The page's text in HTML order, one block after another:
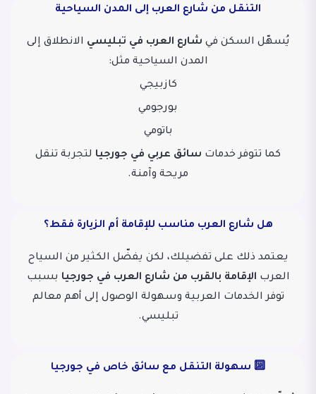
التنقل من شارع العرب إلى المدن السياحية
يُسهّل السكن في شارع العرب في تبليسي الانطلاق إلى
المدن السياحية مثل:
كازبيجي
بورجومي
باتومي
كما تتوفر خدمات سائق عربي في جورجيا لتجربة تنقل
مريحة وآمنة.
هل شارع العرب مناسب للإقامة أم الزيارة فقط؟
يعتمد ذلك على تفضيلك، لكن يفضّل الكثير من السياح
العرب الإقامة بالقرب من شارع العرب في جورجيا بسبب
توفر الخدمات العربية وسهولة الوصول إلى أهم معالم
تبليسي.
🔟 سهولة التنقل مع سائق خاص في جورجيا